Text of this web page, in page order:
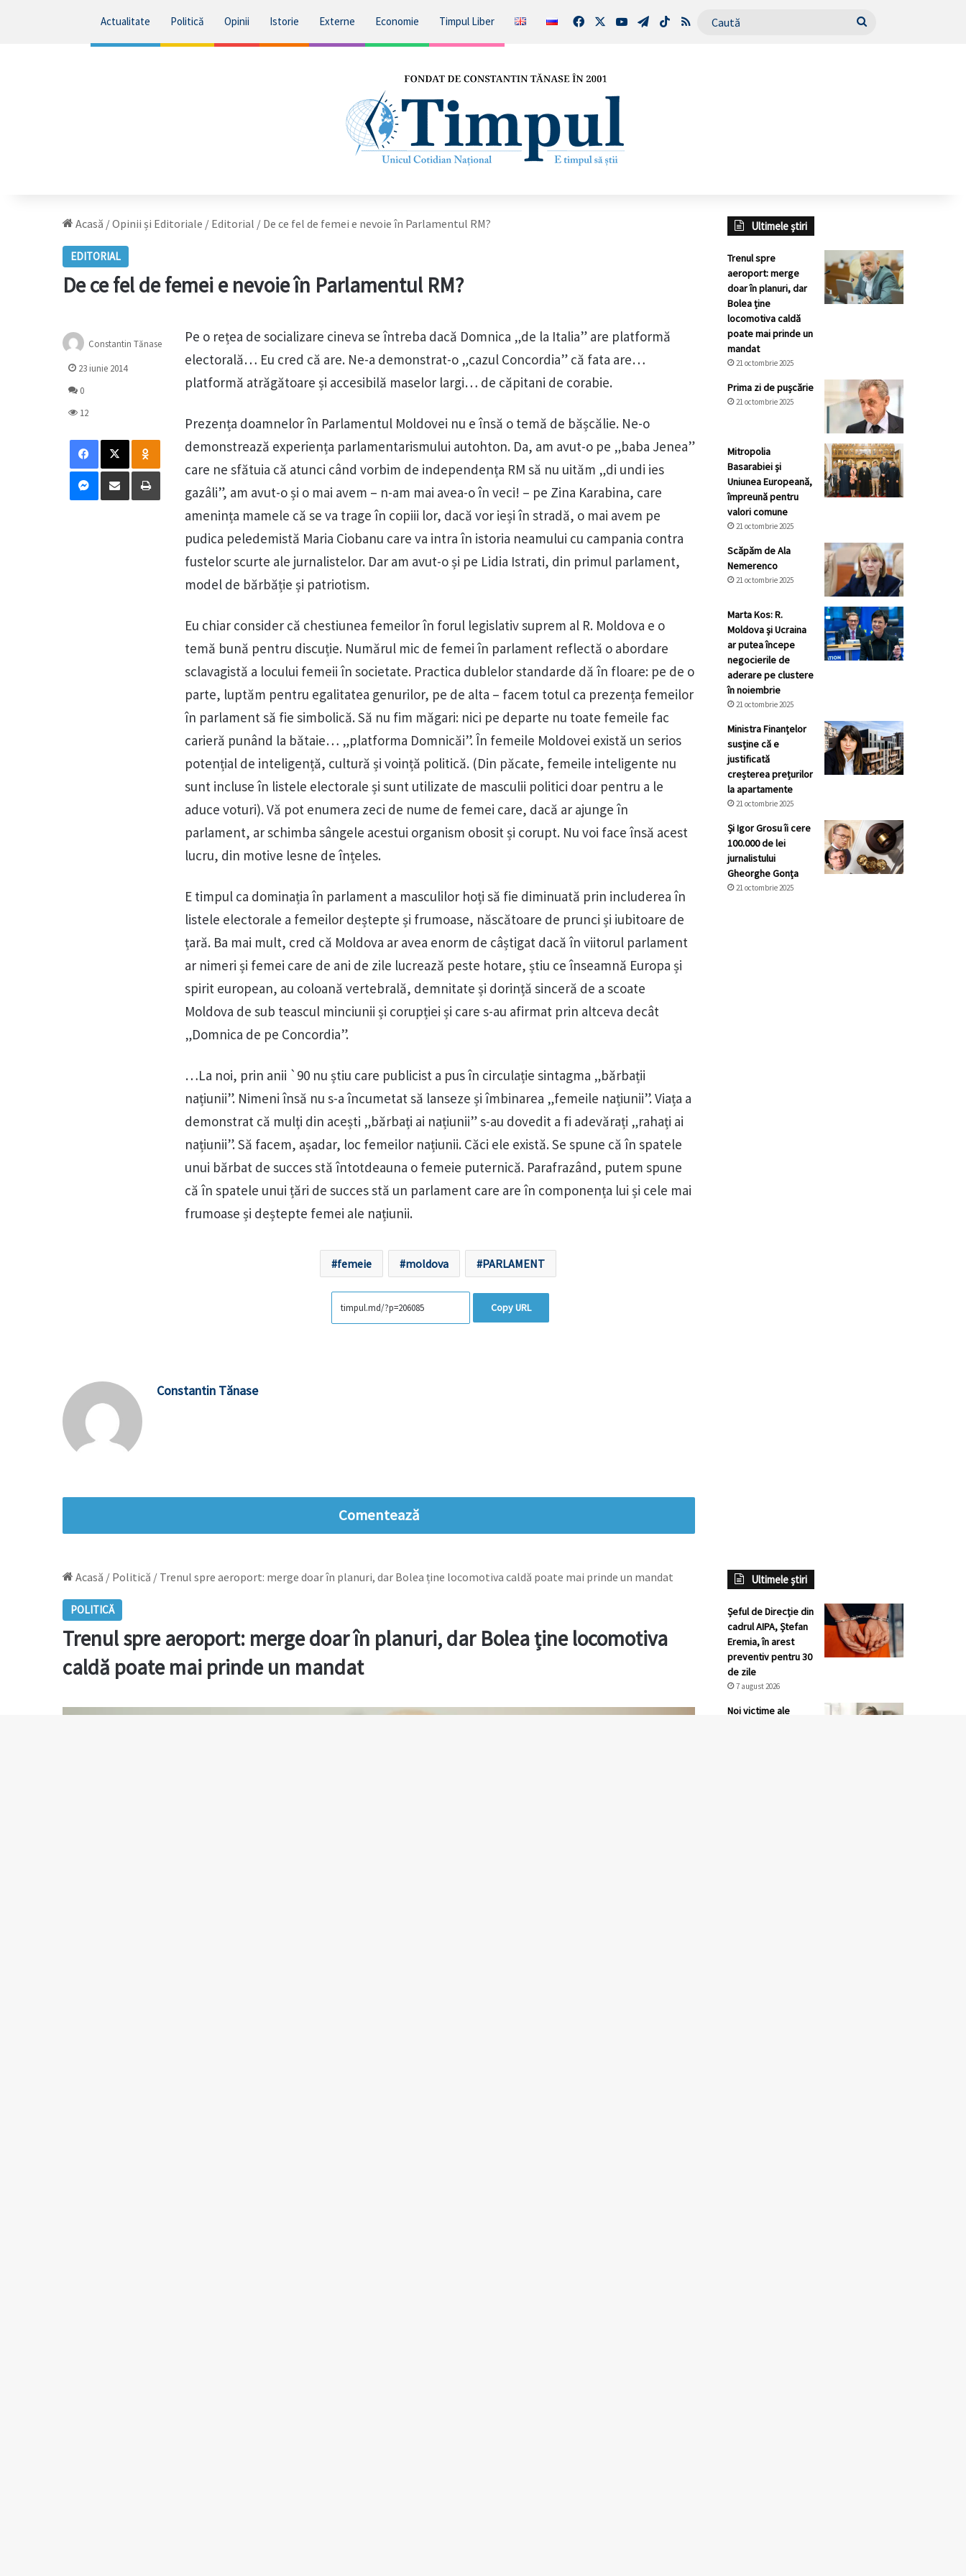
Actualitate Politică Opinii Istorie Externe Economie Timpul Liber FacebookYouTubeTelegram
TikTokRSS Caută
Acasă /Opinii și Editoriale / Editorial / De ce fel de femei e nevoie în Parlamentul RM?
EDITORIAL
De ce fel de femei e nevoie în Parlamentul RM?
Pe o rețea de socializare cineva se întreba dacă Domnica „de la Italia” are platformă
electorală… Eu cred că are. Ne-a demonstrat-o „cazul Concordia” că fata are…
platformă atrăgătoare și accesibilă maselor largi… de căpitani de corabie.
Prezența doamnelor în Parlamentul Moldovei nu e însă o temă de bășcălie. Ne-o
demonstrează experiența parlamentarismului autohton. Da, am avut-o pe „baba Jenea”
care ne sfătuia că atunci când vorbim de independența RM să nu uităm „di undi ies
gazâli”, am avut-o și o mai avem – n-am mai avea-o în veci! – pe Zina Karabina, care
amenința mamele că se va trage în copiii lor, dacă vor ieși în stradă, o mai avem pe
pudica peledemistă Maria Ciobanu care va intra în istoria neamului cu campania contra
fustelor scurte ale jurnalistelor. Dar am avut-o și pe Lidia Istrati, din primul parlament,
model de bărbăție și patriotism.
Eu chiar consider că chestiunea femeilor în forul legislativ suprem al R. Moldova e o
temă bună pentru discuție. Numărul mic de femei în parlament reflectă o abordare
sclavagistă a locului femeii în societate. Practica dublelor standarde dă în floare: pe de o
parte, luptăm pentru egalitatea genurilor, pe de alta – facem totul ca prezența femeilor
în parlament să fie simbolică. Să nu fim măgari: nici pe departe nu toate femeile fac
carieră punând la bătaie… „platforma Domnicăi”. În femeile Moldovei există un serios
potențial de inteligență, cultură și voință politică. (Din păcate, femeile inteligente nu
sunt incluse în listele electorale și sunt utilizate de masculii politici doar pentru a le
aduce voturi). Vă pot enumera zeci de nume de femei care, dacă ar ajunge în
parlament, ar schimba sângele acestui organism obosit și corupt. Nu voi face însă acest
lucru, din motive lesne de înțeles.
E timpul ca dominația în parlament a masculilor hoți să fie diminuată prin includerea în
listele electorale a femeilor deștepte și frumoase, născătoare de prunci și iubitoare de
țară. Ba mai mult, cred că Moldova ar avea enorm de câștigat dacă în viitorul parlament
ar nimeri și femei care de ani de zile lucrează peste hotare, știu ce înseamnă Europa și
spirit european, au coloană vertebrală, demnitate și dorință sinceră de a scoate
Moldova de sub teascul minciunii și corupției și care s-au afirmat prin altceva decât
„Domnica de pe Concordia”.
…La noi, prin anii `90 nu știu care publicist a pus în circulație sintagma „bărbații
națiunii”. Nimeni însă nu s-a încumetat să lanseze și îmbinarea „femeile națiunii”. Viața a
demonstrat că mulți din acești „bărbați ai națiunii” s-au dovedit a fi adevărați „rahați ai
națiunii”. Să facem, așadar, loc femeilor națiunii. Căci ele există. Se spune că în spatele
unui bărbat de succes stă întotdeauna o femeie puternică. Parafrazând, putem spune
că în spatele unui țări de succes stă un parlament care are în componența lui și cele mai
frumoase și deștepte femei ale națiunii.
femeie moldova PARLAMENT
Copy URL
Constantin Tănase
23 iunie 2014
0
12
Facebook
X Odnoklassniki
Messenger
Distribuie prin mail Tipărește
Constantin Tănase
Comentează
Ultimele știri
Trenul spre
aeroport: merge
doar în planuri, dar
Bolea ține
locomotiva caldă
poate mai prinde un
mandat
21 octombrie 2025
Prima zi de pușcărie
21 octombrie 2025
Mitropolia
Basarabiei și
Uniunea Europeană,
împreună pentru
valori comune
21 octombrie 2025
Scăpăm de Ala
Nemerenco
21 octombrie 2025
Marta Kos: R.
Moldova și Ucraina
ar putea începe
negocierile de
aderare pe clustere
în noiembrie
21 octombrie 2025
Ministra Finanțelor
susține că e
justificată
creșterea prețurilor
la apartamente
21 octombrie 2025
Și Igor Grosu îi cere
100.000 de lei
jurnalistului
Gheorghe Gonța
21 octombrie 2025